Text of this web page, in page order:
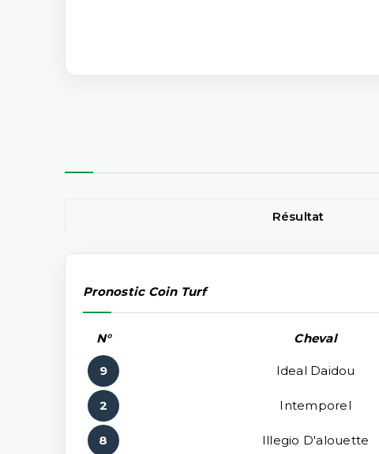
Résultat
Pronostic Coin Turf
N° Cheval
9 Ideal Daidou
2 Intemporel
8 Illegio D'alouette